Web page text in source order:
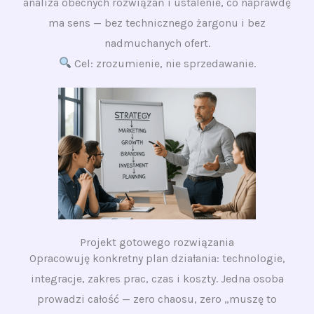
ma sens — bez technicznego żargonu i bez
nadmuchanych ofert.
Cel: zrozumienie, nie sprzedawanie.
Projekt gotowego rozwiązania
Opracowuję konkretny plan działania: technologie,
integracje, zakres prac, czas i koszty. Jedna osoba
prowadzi całość — zero chaosu, zero „muszę to